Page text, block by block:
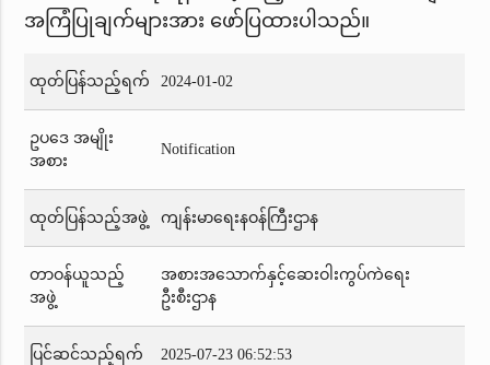
အကြံပြုချက်များအား ဖော်ပြထားပါသည်။
ထုတ်ပြန်သည့်ရက် 2024-01-02
ဥပဒေ အမျိုး
အစား
Notification
ထုတ်ပြန်သည့်အဖွဲ့ ကျန်းမာရေးနဝန်ကြီးဌာန
တာဝန်ယူသည့်
အဖွဲ့
အစားအသောက်နှင့်ဆေးဝါးကွပ်ကဲရေး
ဦးစီးဌာန
ပြင်ဆင်သည့်ရက် 2025-07-23 06:52:53